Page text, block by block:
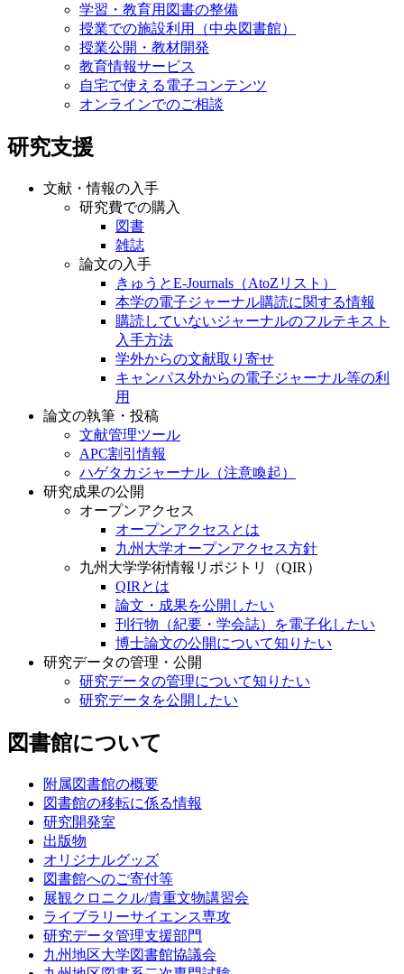
学習・教育用図書の整備
授業での施設利用（中央図書館）
授業公開・教材開発
教育情報サービス
自宅で使える電子コンテンツ
オンラインでのご相談
研究支援
文献・情報の入手
研究費での購入
図書
雑誌
論文の入手
きゅうとE-Journals（AtoZリスト）
本学の電子ジャーナル購読に関する情報
購読していないジャーナルのフルテキスト
入手方法
学外からの文献取り寄せ
キャンパス外からの電子ジャーナル等の利
用
論文の執筆・投稿
文献管理ツール
APC割引情報
ハゲタカジャーナル（注意喚起）
研究成果の公開
オープンアクセス
オープンアクセスとは
九州大学オープンアクセス方針
九州大学学術情報リポジトリ（QIR）
QIRとは
論文・成果を公開したい
刊行物（紀要・学会誌）を電子化したい
博士論文の公開について知りたい
研究データの管理・公開
研究データの管理について知りたい
研究データを公開したい
図書館について
附属図書館の概要
図書館の移転に係る情報
研究開発室
出版物
オリジナルグッズ
図書館へのご寄付等
展観クロニクル/貴重文物講習会
ライブラリーサイエンス専攻
研究データ管理支援部門
九州地区大学図書館協議会